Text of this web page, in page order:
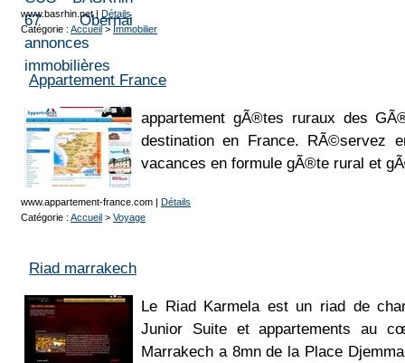
www.basrhin.net| Détails
Catégorie : Accueil> Immobilier
Appartement France
appartement gÃ®tes ruraux des
destination en France. RÃ©servez
vacances en formule gÃ®te rural et
www.appartement-france.com | Détails
Catégorie : Accueil > Voyage
Riad marrakech
Le Riad Karmela est un riad de
Junior Suite et appartements au
Marrakech a 8mn de la Place